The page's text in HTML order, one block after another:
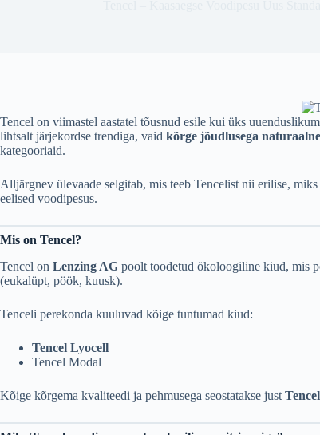
Tencel on viimastel aastatel tõusnud esile kui üks
lihtsalt järjekordse trendiga, vaid kõrge jõudlusega
kategooriaid.
Alljärgnev ülevaade selgitab, mis teeb Tencelist nii erilise,
eelised voodipesus.
Mis on Tencel?
Tencel on Lenzing AG poolt toodetud ökoloogiline kiud, mis
(eukalüpt, pöök, kuusk).
Tenceli perekonda kuuluvad kõige tuntumad kiud:
Tencel Lyocell
Tencel Modal
Kõige kõrgema kvaliteedi ja pehmusega seostatakse just